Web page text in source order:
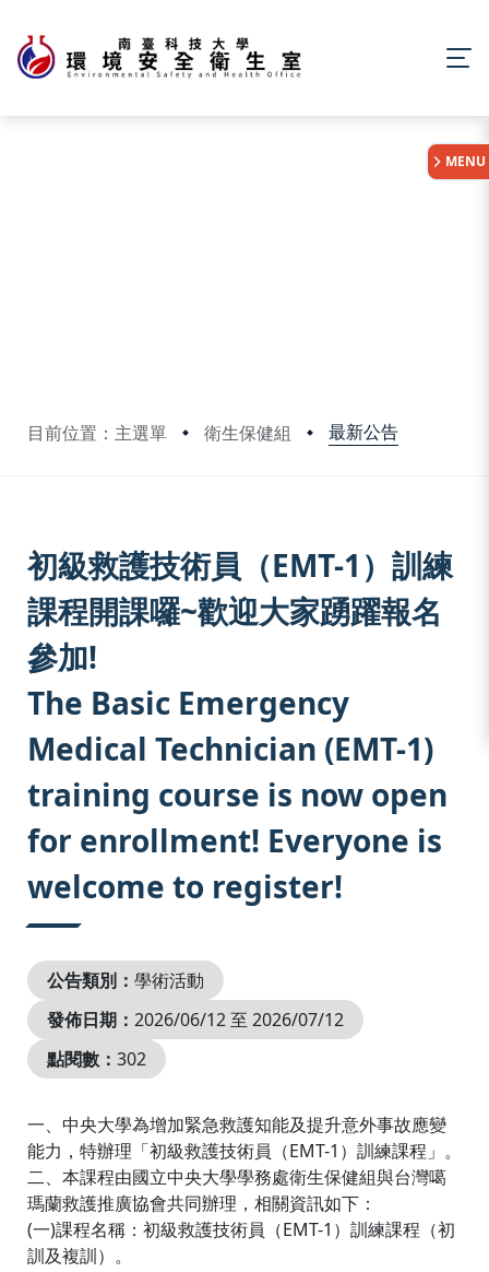
目前位置：主選單 衛生保健組 最新公告
MENU
初級救護技術員（EMT-1）訓練
課程開課囉~歡迎大家踴躍報名
參加!
The Basic Emergency
Medical Technician (EMT-1)
training course is now open
for enrollment! Everyone is
welcome to register!
公告類別： 學術活動
發佈日期： 2026/06/12 至 2026/07/12
點閱數： 302
一、中央大學為增加緊急救護知能及提升意外事故應變
能力，特辦理「初級救護技術員（EMT-1）訓練課程」。
二、本課程由國立中央大學學務處衛生保健組與台灣噶
瑪蘭救護推廣協會共同辦理，相關資訊如下：
(一)課程名稱：初級救護技術員（EMT-1）訓練課程（初
訓及複訓）。